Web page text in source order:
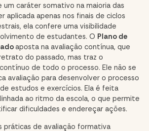
um caráter somativo na maioria das
aplicada apenas nos finais de ciclos
ela confere uma visibilidade
de estudantes. O Plano de
aposta na avaliação contínua, que
do passado, mas traz o
de todo o processo. Ele não se
avaliação para desenvolver o processo
estudos e exercícios. Ela é feita
ao ritmo da escola, o que permite
dificuldades e endereçar ações.